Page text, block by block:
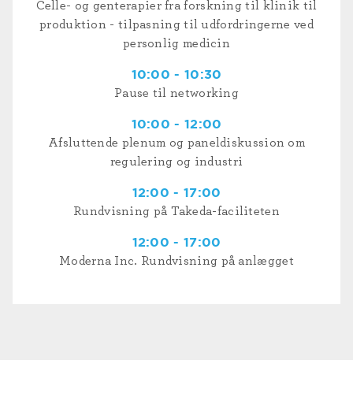
Celle- og genterapier fra forskning til klinik til
produktion - tilpasning til udfordringerne ved
personlig medicin
10:00 - 10:30
Pause til networking
10:00 - 12:00
Afsluttende plenum og paneldiskussion om
regulering og industri
12:00 - 17:00
Rundvisning på Takeda-faciliteten
12:00 - 17:00
Moderna Inc. Rundvisning på anlægget